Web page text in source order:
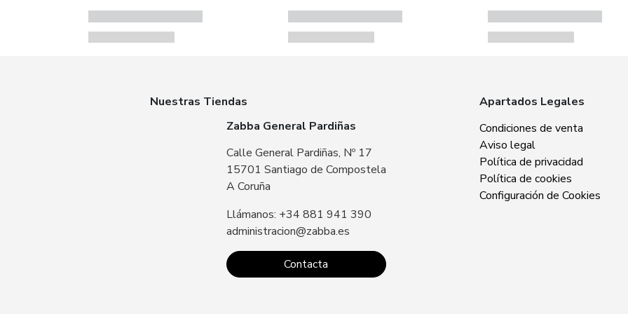
Nuestras Tiendas
Zabba General Pardiñas
Calle General Pardiñas, Nº 17
15701 Santiago de Compostela
A Coruña
Llámanos: +34 881 941 390
administracion@zabba.es
Contacta
Zabba Area
15707 Santiago
Sin especificar
Apartados Legales
Condiciones de venta
Aviso legal
Política de privacidad
Política de cookies
Configuración de Cookies